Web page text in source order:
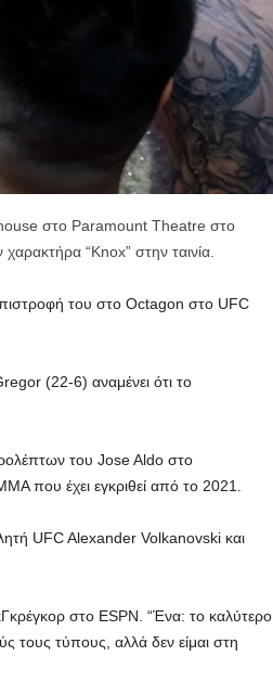
στο Paramount Theatre στο
“Knox” στην ταινία.
του στο Octagon στο UFC
(22-6) αναμένει ότι το
του Jose Aldo στο
που έχει εγκριθεί από το 2021.
UFC Alexander Volkanovski και
στο ESPN. “Ένα: το καλύτερο
τύπους, αλλά δεν είμαι στη